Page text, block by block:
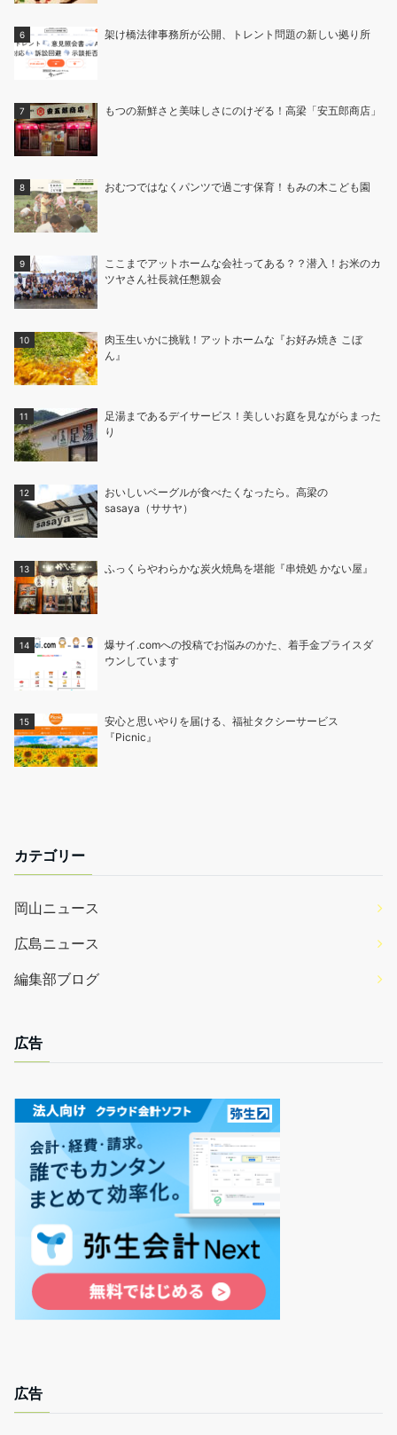
架け橋法律事務所が公開、トレント問題の新しい拠り所
もつの新鮮さと美味しさにのけぞる！高梁「安五郎商店」
おむつではなくパンツで過ごす保育！もみの木こども園
ここまでアットホームな会社ってある？？潜入！お米のカ
ツヤさん社長就任懇親会
肉玉生いかに挑戦！アットホームな『お好み焼き こぼ
ん』
足湯まであるデイサービス！美しいお庭を見ながらまった
り
おいしいベーグルが食べたくなったら。高梁の
sasaya（ササヤ）
ふっくらやわらかな炭火焼鳥を堪能『串焼処 かない屋』
爆サイ.comへの投稿でお悩みのかた、着手金プライスダ
ウンしています
安心と思いやりを届ける、福祉タクシーサービス
『Picnic』
カテゴリー
岡山ニュース
広島ニュース
編集部ブログ
広告
広告